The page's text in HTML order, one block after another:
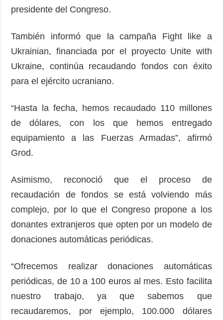
presidente del Congreso.
También informó que la campaña Fight like a
Ukrainian, financiada por el proyecto Unite with
Ukraine, continúa recaudando fondos con éxito
para el ejército ucraniano.
“Hasta la fecha, hemos recaudado 110 millones
de dólares, con los que hemos entregado
equipamiento a las Fuerzas Armadas”, afirmó
Grod.
Asimismo, reconoció que el proceso de
recaudación de fondos se está volviendo más
complejo, por lo que el Congreso propone a los
donantes extranjeros que opten por un modelo de
donaciones automáticas periódicas.
“Ofrecemos realizar donaciones automáticas
periódicas, de 10 a 100 euros al mes. Esto facilita
nuestro trabajo, ya que sabemos que
recaudaremos, por ejemplo, 100.000 dólares